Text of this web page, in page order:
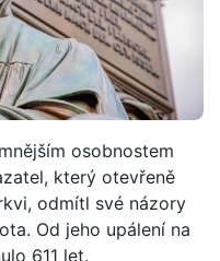
osobnostem
který otevřeně
odmítl své názory
Od jeho upálení na
611 let.